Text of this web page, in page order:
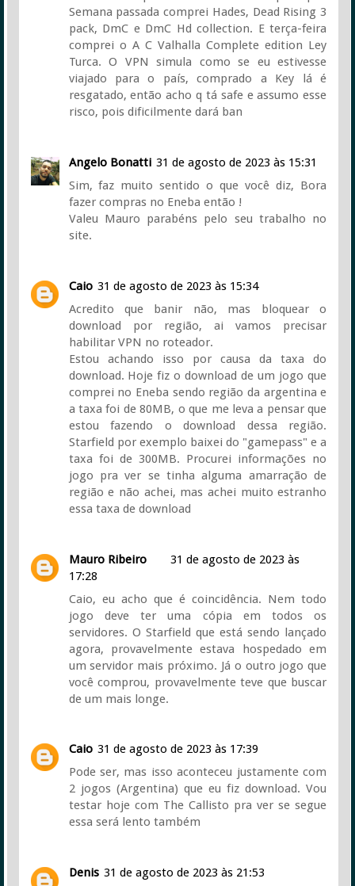
Semana passada comprei Hades, Dead Rising 3
pack, DmC e DmC Hd collection. E terça-feira
comprei o A C Valhalla Complete edition Ley
Turca. O VPN simula como se eu estivesse
viajado para o país, comprado a Key lá é
resgatado, então acho q tá safe e assumo esse
risco, pois dificilmente dará ban
Angelo Bonatti 31 de agosto de 2023 às 15:31
Sim, faz muito sentido o que você diz, Bora
fazer compras no Eneba então !
Valeu Mauro parabéns pelo seu trabalho no
site.
Caio 31 de agosto de 2023 às 15:34
Acredito que banir não, mas bloquear o
download por região, ai vamos precisar
habilitar VPN no roteador.
Estou achando isso por causa da taxa do
download. Hoje fiz o download de um jogo que
comprei no Eneba sendo região da argentina e
a taxa foi de 80MB, o que me leva a pensar que
estou fazendo o download dessa região.
Starfield por exemplo baixei do "gamepass" e a
taxa foi de 300MB. Procurei informações no
jogo pra ver se tinha alguma amarração de
região e não achei, mas achei muito estranho
essa taxa de download
Mauro Ribeiro
31 de agosto de 2023 às
17:28
Caio, eu acho que é coincidência. Nem todo
jogo deve ter uma cópia em todos os
servidores. O Starfield que está sendo lançado
agora, provavelmente estava hospedado em
um servidor mais próximo. Já o outro jogo que
você comprou, provavelmente teve que buscar
de um mais longe.
Caio 31 de agosto de 2023 às 17:39
Pode ser, mas isso aconteceu justamente com
2 jogos (Argentina) que eu fiz download. Vou
testar hoje com The Callisto pra ver se segue
essa será lento também
Denis 31 de agosto de 2023 às 21:53